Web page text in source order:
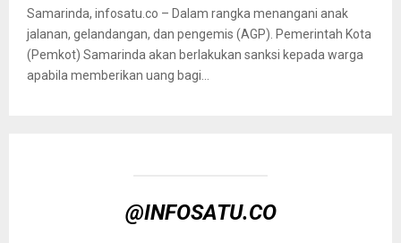
Samarinda, infosatu.co – Dalam rangka menangani anak
jalanan, gelandangan, dan pengemis (AGP). Pemerintah Kota
(Pemkot) Samarinda akan berlakukan sanksi kepada warga
apabila memberikan uang bagi...
@INFOSATU.CO